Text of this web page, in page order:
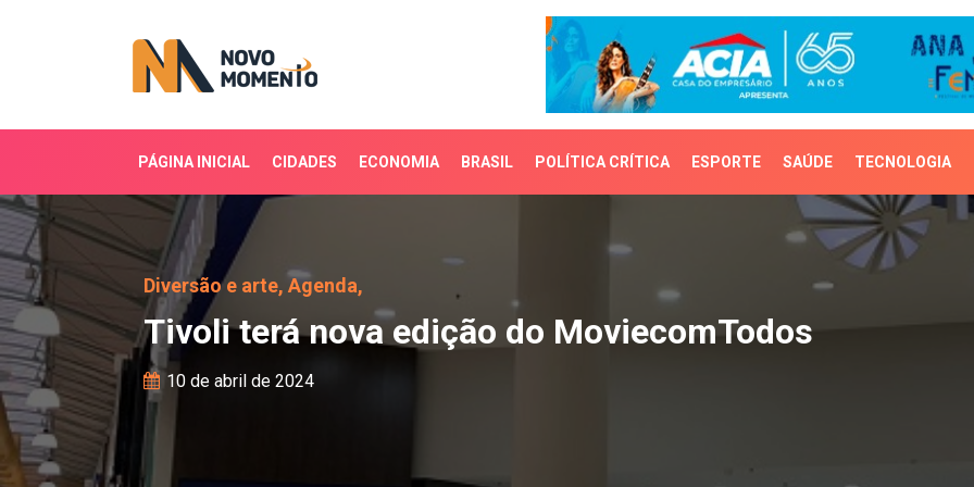
PÁGINA INICIAL CIDADES ECONOMIA BRASIL POLÍTICA CRÍTICA ESPORTE SAÚDE TECNOLOGIA
Tivoli terá nova edição do MoviecomTodos
Diversão e arte, Agenda,
Tivoli terá nova edição do MoviecomTodos
10 de abril de 2024